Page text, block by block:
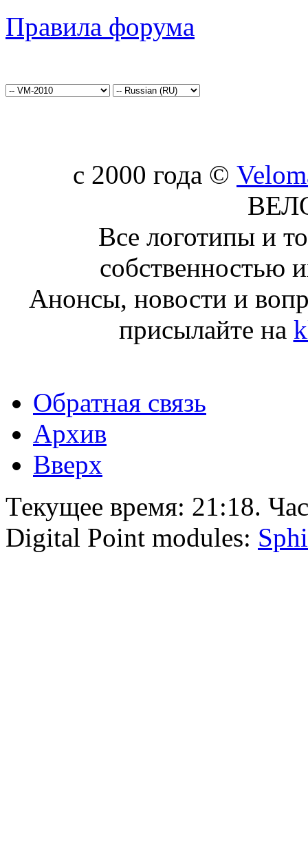
Правила форума
c 2000 года ©
Все логотипы и
собственностью
Анонсы, новости и
присылайте на
Обратная связь
Архив
Вверх
Текущее время: 21:18.
Digital Point modules: